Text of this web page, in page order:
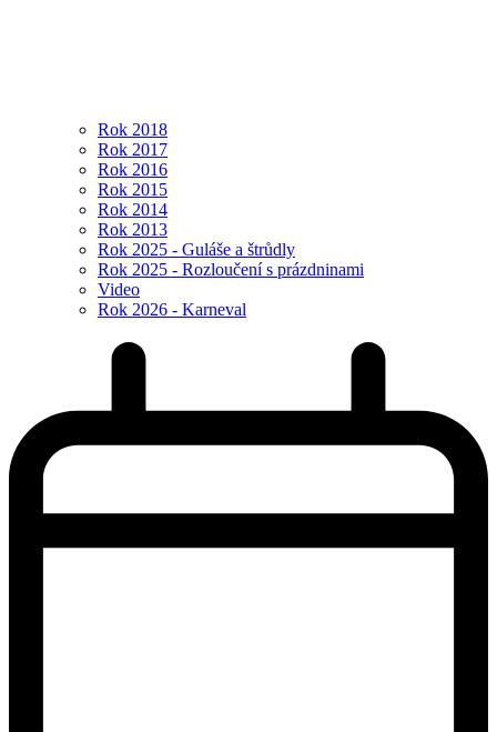
Rok 2018
Rok 2017
Rok 2016
Rok 2015
Rok 2014
Rok 2013
Rok 2025 - Guláše a štrůdly
Rok 2025 - Rozloučení s prázdninami
Video
Rok 2026 - Karneval